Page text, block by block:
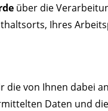
über die
Ihres
die von Ihnen dabei
Daten und